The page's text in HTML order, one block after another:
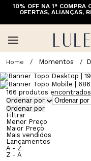
10% OFF NA 1ª COMPRA
OFERTAS, ALIANÇAS,
Momentos
166 produtos encontrados
Ordenar por
Ordenar por
Filtrar
Menor Preço
Maior Preço
Mais vendidos
Lançamentos
A - Z
Z - A